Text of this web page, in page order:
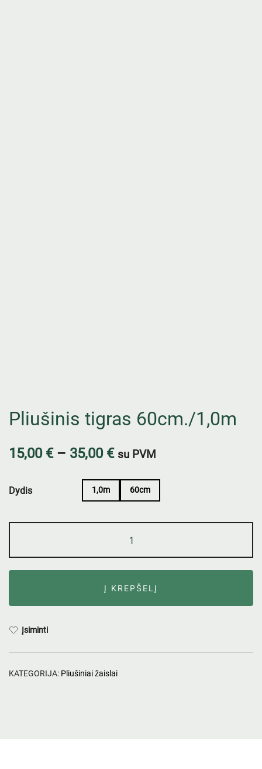
Pliušinis tigras 60cm./1,0m
15,00 € – 35,00 € su PVM
Dydis 1,0m 60cm
Į KREPŠELĮ
Įsiminti
KATEGORIJA: Pliušiniai žaislai